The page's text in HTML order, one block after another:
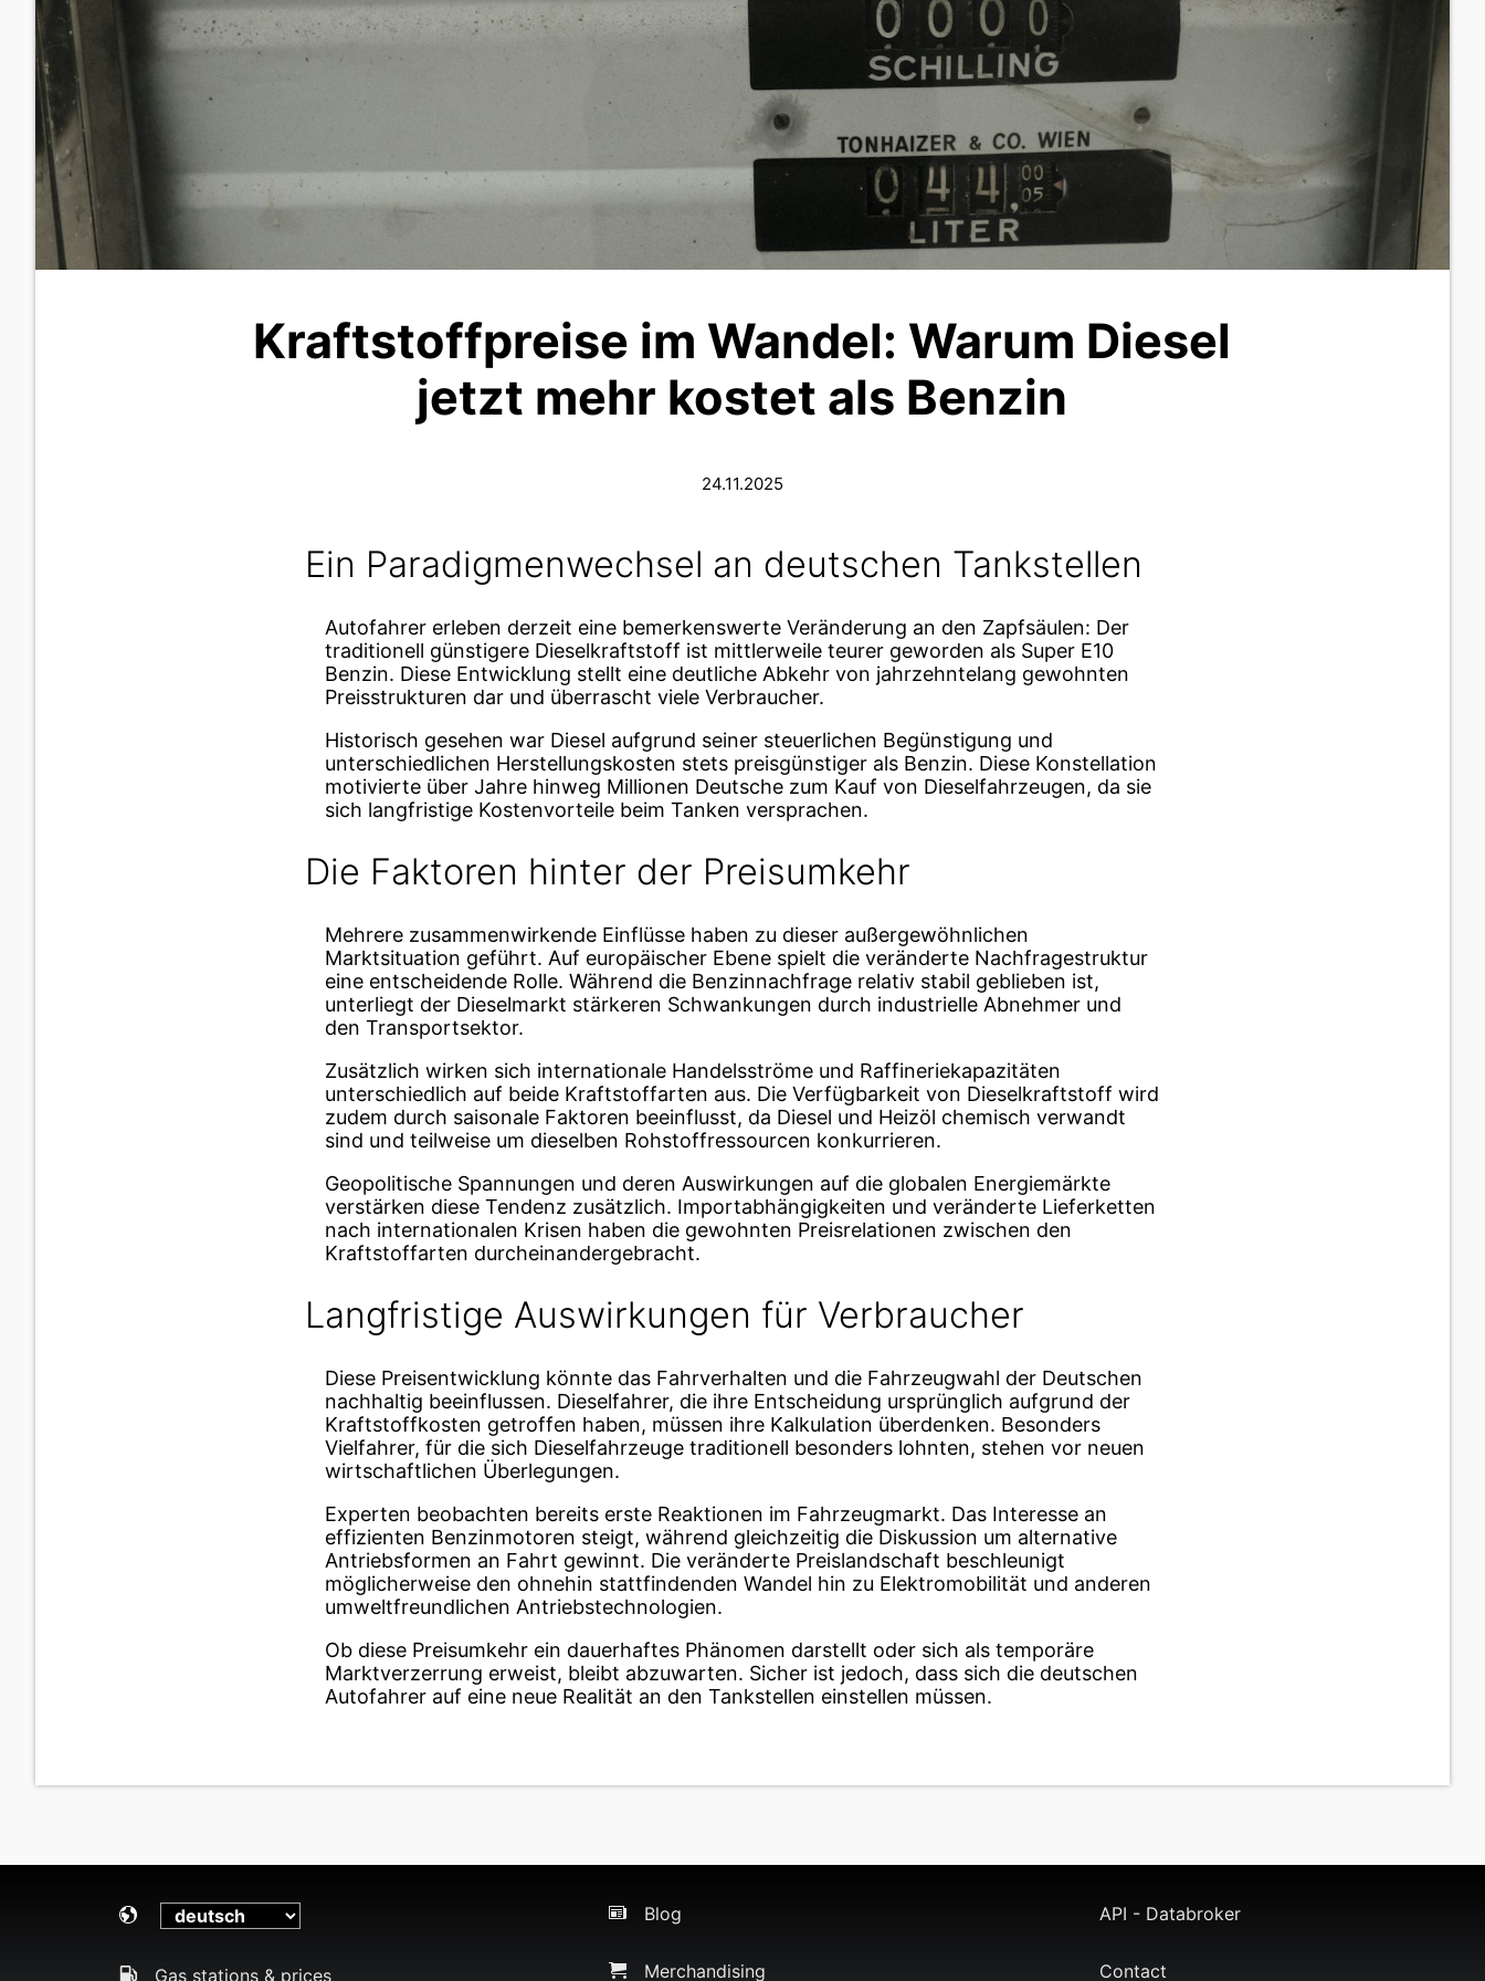
Kraftstoffpreise im Wandel: Warum Diesel
jetzt mehr kostet als Benzin
24.11.2025
Ein Paradigmenwechsel an deutschen Tankstellen
Autofahrer erleben derzeit eine bemerkenswerte Veränderung an den Zapfsäulen: Der
traditionell günstigere Dieselkraftstoff ist mittlerweile teurer geworden als Super E10
Benzin. Diese Entwicklung stellt eine deutliche Abkehr von jahrzehntelang gewohnten
Preisstrukturen dar und überrascht viele Verbraucher.
Historisch gesehen war Diesel aufgrund seiner steuerlichen Begünstigung und
unterschiedlichen Herstellungskosten stets preisgünstiger als Benzin. Diese Konstellation
motivierte über Jahre hinweg Millionen Deutsche zum Kauf von Dieselfahrzeugen, da sie
sich langfristige Kostenvorteile beim Tanken versprachen.
Die Faktoren hinter der Preisumkehr
Mehrere zusammenwirkende Einflüsse haben zu dieser außergewöhnlichen
Marktsituation geführt. Auf europäischer Ebene spielt die veränderte Nachfragestruktur
eine entscheidende Rolle. Während die Benzinnachfrage relativ stabil geblieben ist,
unterliegt der Dieselmarkt stärkeren Schwankungen durch industrielle Abnehmer und
den Transportsektor.
Zusätzlich wirken sich internationale Handelsströme und Raffineriekapazitäten
unterschiedlich auf beide Kraftstoffarten aus. Die Verfügbarkeit von Dieselkraftstoff wird
zudem durch saisonale Faktoren beeinflusst, da Diesel und Heizöl chemisch verwandt
sind und teilweise um dieselben Rohstoffressourcen konkurrieren.
Geopolitische Spannungen und deren Auswirkungen auf die globalen Energiemärkte
verstärken diese Tendenz zusätzlich. Importabhängigkeiten und veränderte Lieferketten
nach internationalen Krisen haben die gewohnten Preisrelationen zwischen den
Kraftstoffarten durcheinandergebracht.
Langfristige Auswirkungen für Verbraucher
Diese Preisentwicklung könnte das Fahrverhalten und die Fahrzeugwahl der Deutschen
nachhaltig beeinflussen. Dieselfahrer, die ihre Entscheidung ursprünglich aufgrund der
Kraftstoffkosten getroffen haben, müssen ihre Kalkulation überdenken. Besonders
Vielfahrer, für die sich Dieselfahrzeuge traditionell besonders lohnten, stehen vor neuen
wirtschaftlichen Überlegungen.
Experten beobachten bereits erste Reaktionen im Fahrzeugmarkt. Das Interesse an
effizienten Benzinmotoren steigt, während gleichzeitig die Diskussion um alternative
Antriebsformen an Fahrt gewinnt. Die veränderte Preislandschaft beschleunigt
möglicherweise den ohnehin stattfindenden Wandel hin zu Elektromobilität und anderen
umweltfreundlichen Antriebstechnologien.
Ob diese Preisumkehr ein dauerhaftes Phänomen darstellt oder sich als temporäre
Marktverzerrung erweist, bleibt abzuwarten. Sicher ist jedoch, dass sich die deutschen
Autofahrer auf eine neue Realität an den Tankstellen einstellen müssen.
Gas stations & prices
Blog
Merchandising
API - Databroker
Contact